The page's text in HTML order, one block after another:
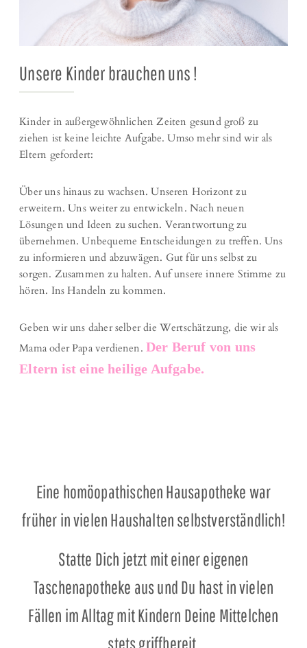
Unsere Kinder brauchen uns !
Kinder in außergewöhnlichen Zeiten gesund groß zu
ziehen ist keine leichte Aufgabe. Umso mehr sind wir als
Eltern gefordert:
Über uns hinaus zu wachsen. Unseren Horizont zu
erweitern. Uns weiter zu entwickeln. Nach neuen
Lösungen und Ideen zu suchen. Verantwortung zu
übernehmen. Unbequeme Entscheidungen zu treffen. Uns
zu informieren und abzuwägen. Gut für uns selbst zu
sorgen. Zusammen zu halten. Auf unsere innere Stimme zu
hören. Ins Handeln zu kommen.
Geben wir uns daher selber die Wertschätzung, die wir als
Mama oder Papa verdienen. Der Beruf von uns
Eltern ist eine heilige Aufgabe.
Eine homöopathischen Hausapotheke war
früher in vielen Haushalten selbstverständlich!
Statte Dich jetzt mit einer eigenen
Taschenapotheke aus und Du hast in vielen
Fällen im Alltag mit Kindern Deine Mittelchen
stets griffbereit.